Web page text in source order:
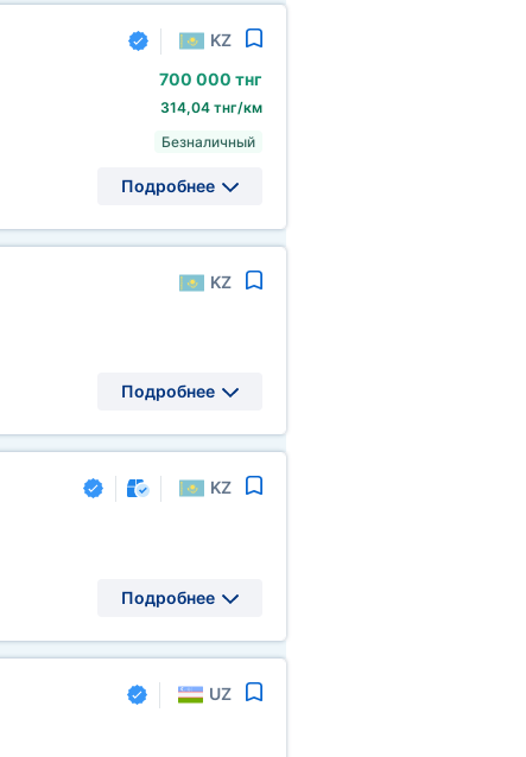
KZ
700 000 тнг
314,04 тнг/км
Безналичный
Подробнее
KZ
Подробнее
KZ
Подробнее
UZ